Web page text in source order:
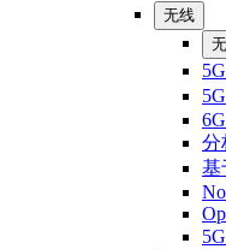
无线
分
基